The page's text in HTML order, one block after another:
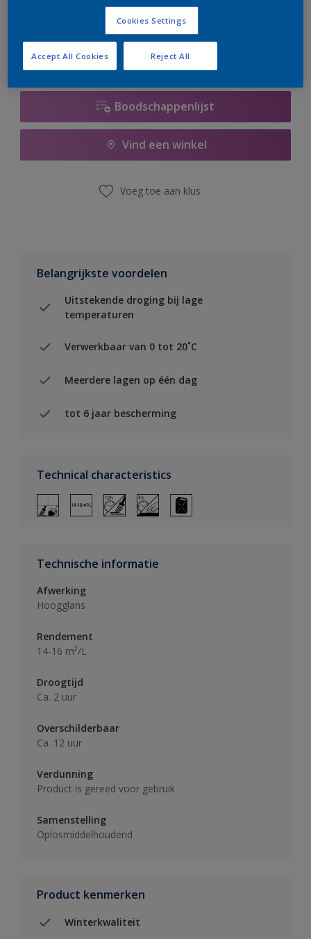
er hard aan om de voorraad aan te vullen.
Boodschappenlijst
Vind een winkel
Voeg toe aan klus
Belangrijkste voordelen
Uitstekende droging bij lage
temperaturen
Verwerkbaar van 0 tot 20˚C
Meerdere lagen op één dag
tot 6 jaar bescherming
Technical characteristics
Technische informatie
Afwerking
Hoogglans
Rendement
14-16 m²/L
Droogtijd
Ca. 2 uur
Overschilderbaar
Ca. 12 uur
Verdunning
Product is gereed voor gebruik
Samenstelling
Oplosmiddelhoudend
Product kenmerken
Winterkwaliteit
Cookies Settings
Reject All
Accept All Cookies